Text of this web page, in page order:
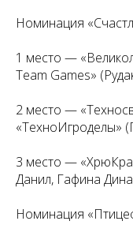
Номинация
1 место —
Team Games»
2 место —
«ТехноИгроделы»
3 место —
Данил, Гафина
Номинация